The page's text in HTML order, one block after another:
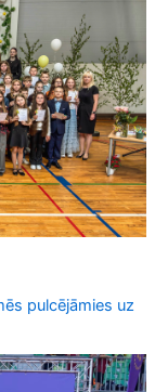
pulcējāmies uz